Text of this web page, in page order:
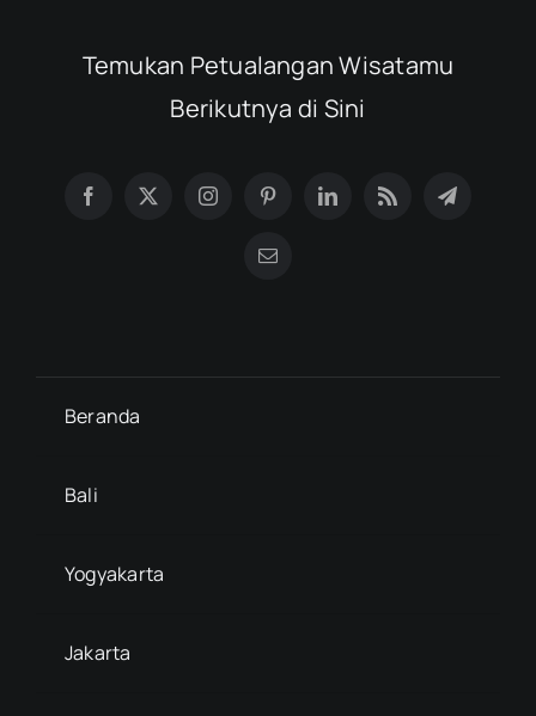
Temukan Petualangan Wisatamu
Berikutnya di Sini
Beranda
Bali
Yogyakarta
Jakarta